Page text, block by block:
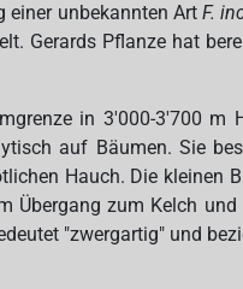
einer unbekannten Art F.
Gerards Pflanze hat
in 3'000-3'700 m
auf Bäumen. Sie
Hauch. Die kleinen
zum Kelch
"zwergartig" und